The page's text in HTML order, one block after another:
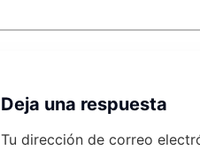
Deja una respuesta
Tu dirección de correo